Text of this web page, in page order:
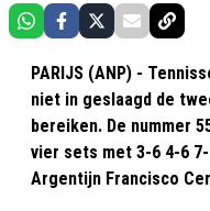
PARIJS (ANP) -
niet in geslaagd de
bereiken. De nummer
vier sets met 3-6 4-6
Argentijn Francisco